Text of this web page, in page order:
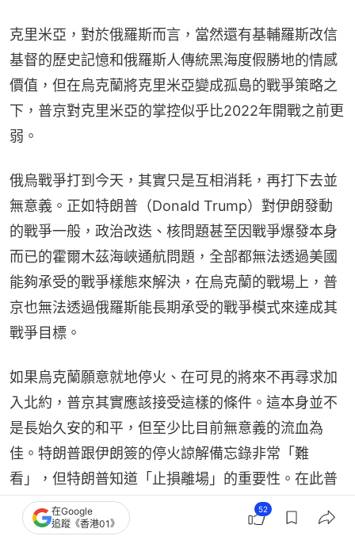
克里米亞，對於俄羅斯而言，當然還有基輔羅斯改信
基督的歷史記憶和俄羅斯人傳統黑海度假勝地的情感
價值，但在烏克蘭將克里米亞變成孤島的戰爭策略之
下，普京對克里米亞的掌控似乎比2022年開戰之前更
弱。
俄烏戰爭打到今天，其實只是互相消耗，再打下去並
無意義。正如特朗普（Donald Trump）對伊朗發動
的戰爭一般，政治改迭、核問題甚至因戰爭爆發本身
而已的霍爾木茲海峽通航問題，全部都無法透過美國
能夠承受的戰爭樣態來解決，在烏克蘭的戰場上，普
京也無法透過俄羅斯能長期承受的戰爭模式來達成其
戰爭目標。
如果烏克蘭願意就地停火、在可見的將來不再尋求加
入北約，普京其實應該接受這樣的條件。這本身並不
是長始久安的和平，但至少比目前無意義的流血為
佳。特朗普跟伊朗簽的停火諒解備忘錄非常「難
看」，但特朗普知道「止損離場」的重要性。在此普
京確實應該向特朗普學習。
在Google
追蹤《香港01》
52